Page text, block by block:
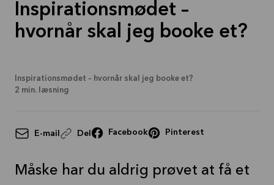
Inspirationsmødet –
hvornår skal jeg booke et?
Inspirationsmødet – hvornår skal jeg booke et?
2 min. læsning
E-mail Del Facebook Pinterest
Måske har du aldrig prøvet at få et